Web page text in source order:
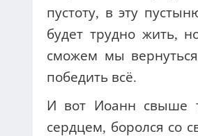
пустоту, в эту
будет трудно жить,
сможем мы
победить всё.
И вот Иоанн свыше
сердцем, боролся со